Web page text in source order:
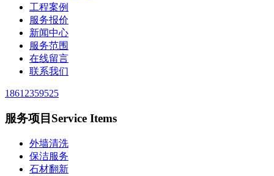
工程案例
服务报价
新闻中心
服务范围
在线留言
联系我们
18612359525
服务项目 Service Items
外墙清洗
保洁服务
石材翻新